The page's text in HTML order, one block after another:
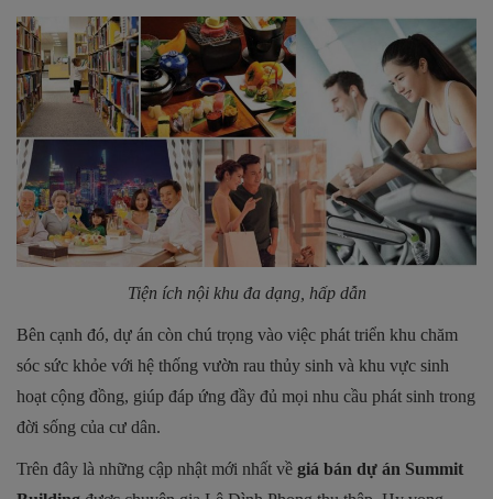
Tiện ích nội khu đa dạng, hấp dẫn
Bên cạnh đó, dự án còn chú trọng vào việc phát triển khu chăm
sóc sức khỏe với hệ thống vườn rau thủy sinh và khu vực sinh
hoạt cộng đồng, giúp đáp ứng đầy đủ mọi nhu cầu phát sinh trong
đời sống của cư dân.
Trên đây là những cập nhật mới nhất về giá bán dự án Summit